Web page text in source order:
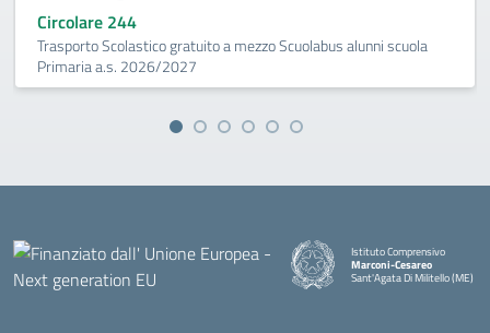
Circolare 244
Trasporto Scolastico gratuito a mezzo Scuolabus alunni scuola
Primaria a.s. 2026/2027
Istituto Comprensivo
Marconi-Cesareo
Sant'Agata Di Militello (ME)
— Visita la pagina iniziale